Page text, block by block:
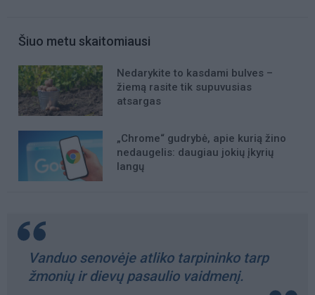
Šiuo metu skaitomiausi
Nedarykite to kasdami bulves –
žiemą rasite tik supuvusias
atsargas
„Chrome“ gudrybė, apie kurią žino
nedaugelis: daugiau jokių įkyrių
langų
Vanduo senovėje atliko tarpininko tarp
žmonių ir dievų pasaulio vaidmenį.